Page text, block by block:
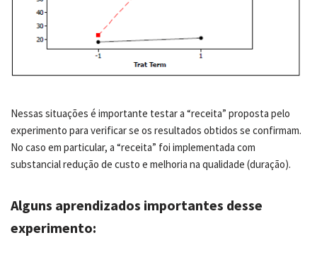
Nessas situações é importante testar a “receita” proposta pelo
experimento para verificar se os resultados obtidos se confirmam.
No caso em particular, a “receita” foi implementada com
substancial redução de custo e melhoria na qualidade (duração).
Alguns aprendizados importantes desse
experimento: